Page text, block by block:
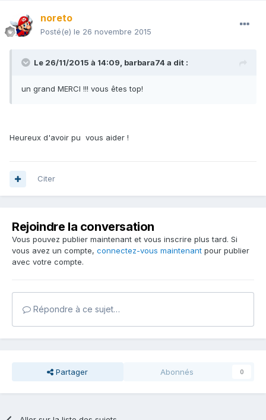
noreto
Posté(e) le 26 novembre 2015
Le 26/11/2015 à 14:09, barbara74 a dit :
un grand MERCI !!! vous êtes top!
Heureux d'avoir pu vous aider !
Citer
Rejoindre la conversation
Vous pouvez publier maintenant et vous inscrire plus tard. Si
vous avez un compte, connectez-vous maintenant pour publier
avec votre compte.
Répondre à ce sujet…
Partager Abonnés 0